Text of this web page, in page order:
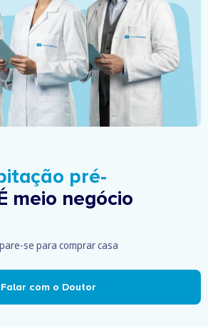
pré-
meio negócio
se para comprar casa
Falar com o Doutor